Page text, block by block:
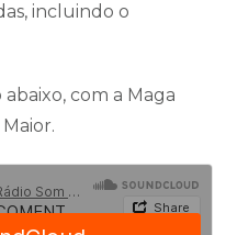
incluindo o
com a Maga